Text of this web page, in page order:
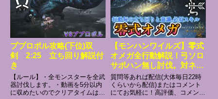
ププロポル攻略(下位)双
剣 2:25 立ち回り解説付
き
【ルール】・全モンスターを全武
器討伐します。・動画を5分以内
に収めたいのでクリアタイムは5
【モンハンワイルズ】零式
オメガ全行動解説！弓ソロ
サポハン無し討伐。対ネル
スキュラクローンの倒し
方、必須スキル構成と装
備、立ち回りの注意点と、
質問等あれば配信(大体毎日22時
くらいから配信)またはコメント
にてお気軽に！高評価、コメント